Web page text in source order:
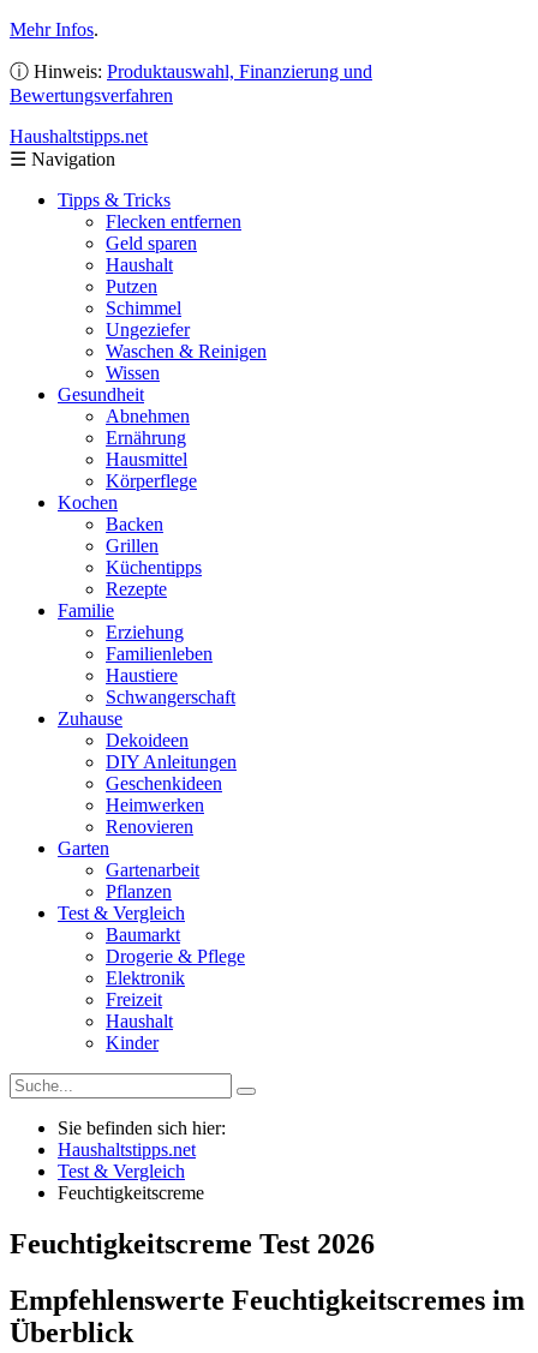
Mehr Infos.
ⓘ Hinweis: Produktauswahl, Finanzierung und
Bewertungsverfahren
Haushaltstipps.net
☰ Navigation
Tipps & Tricks
Flecken entfernen
Geld sparen
Haushalt
Putzen
Schimmel
Ungeziefer
Waschen & Reinigen
Wissen
Gesundheit
Abnehmen
Ernährung
Hausmittel
Körperflege
Kochen
Backen
Grillen
Küchentipps
Rezepte
Familie
Erziehung
Familienleben
Haustiere
Schwangerschaft
Zuhause
Dekoideen
DIY Anleitungen
Geschenkideen
Heimwerken
Renovieren
Garten
Gartenarbeit
Pflanzen
Test & Vergleich
Baumarkt
Drogerie & Pflege
Elektronik
Freizeit
Haushalt
Kinder
Sie befinden sich hier:
Haushaltstipps.net
Test & Vergleich
Feuchtigkeitscreme
Feuchtigkeitscreme Test 2026
Empfehlenswerte Feuchtigkeitscremes im
Überblick